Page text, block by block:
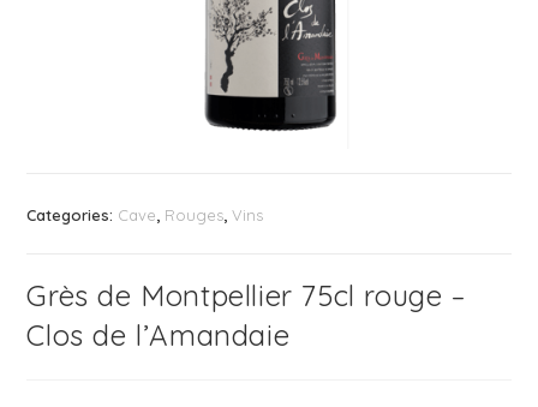
Categories: Cave Rouges ,Vins
Grès de Montpellier 75cl rouge –
Clos de l’Amandaie